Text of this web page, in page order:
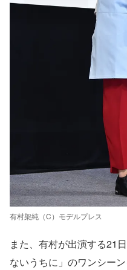
有村架純（C）モデルプレス
また、有村が出演する21
ないうちに」のワンシー